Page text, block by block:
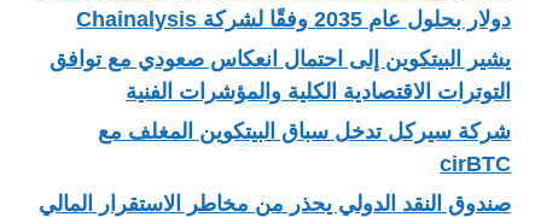
دولار بحلول عام 2035 وفقًا لشركة Chainalysis
يشير البيتكوين إلى احتمال انعكاس صعودي مع توافق
التوترات الاقتصادية الكلية والمؤشرات الفنية
شركة سيركل تدخل سباق البيتكوين المغلف مع
cirBTC
صندوق النقد الدولي يحذر من مخاطر الاستقرار المالي